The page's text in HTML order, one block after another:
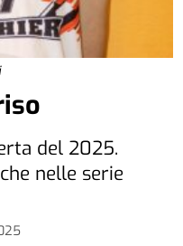
del 2025.
nelle serie